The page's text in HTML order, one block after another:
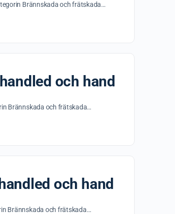
Brännskada och frätskada…
och hand
Brännskada och frätskada…
och hand
Brännskada och frätskada…